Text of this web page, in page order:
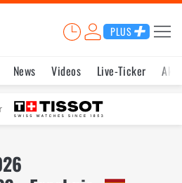
PLUS
News Videos Live-Ticker